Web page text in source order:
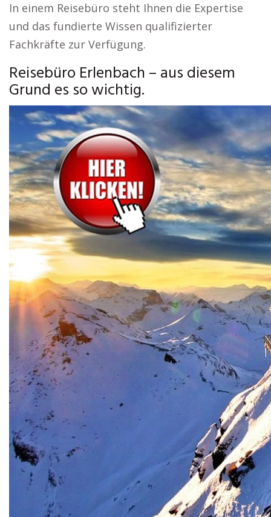
In einem Reisebüro steht Ihnen die Expertise
und das fundierte Wissen qualifizierter
Fachkräfte zur Verfügung.
Reisebüro Erlenbach – aus diesem
Grund es so wichtig.